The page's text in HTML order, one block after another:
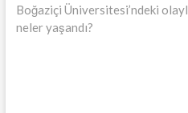
post:
Boğaziçi Üniversitesi’ndeki
neler yaşandı?